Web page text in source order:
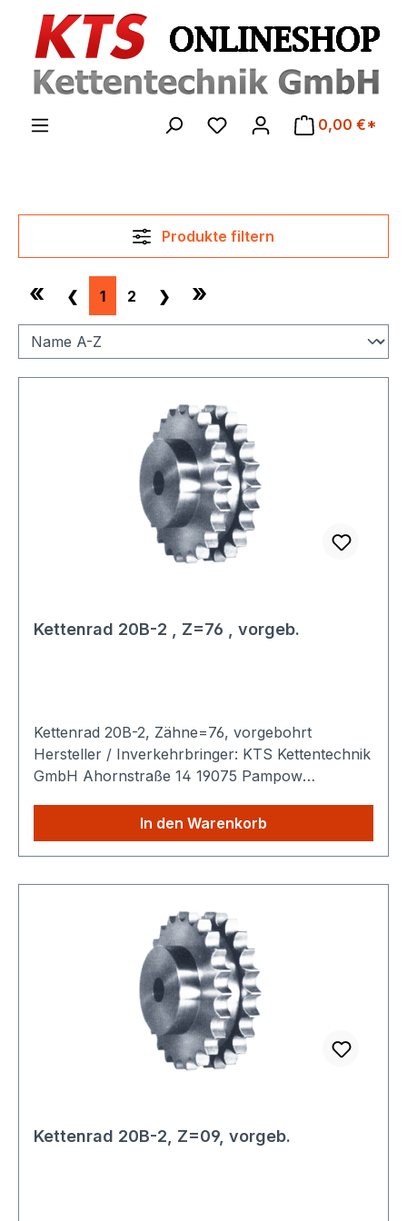
Zum Hauptinhalt springen
0,00 €*
Produkte filtern
« ❮ 1 2 ❯ »
Kettenrad 20B-2 , Z=76 , vorgeb.
Kettenrad 20B-2, Zähne=76, vorgebohrt
Hersteller / Inverkehrbringer: KTS Kettentechnik
GmbH Ahornstraße 14 19075 Pampow
Kettenrad 20B-2 ist ein präzisionsgefertigtes
Maschinenelement zur Kraftübertragung in
eignet sich für den Einsatz in industriellen
Anlagen, Antrieben und Fördertechniken.
Weitere technische Spezifikationen entnehmen
Sie bitte den technischen Unterlagen.
Konformität und Sicherheit: Entspricht
der Verordnung (EU) 2023/988 über die
allgemeine Produktsicherheit (GPSR) Keine
eigenständige CE-Kennzeichnung erforderlich
Für gewerbliche und industrielle Anwendungen
Typenbezeichnung ausgeliefert. Eine
In den Warenkorb
Kettenrad 20B-2, Z=09, vorgeb.